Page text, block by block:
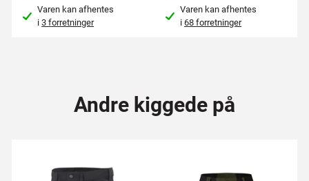
Varen kan afhentes
i3 forretninger
Varen kan afhentes
i68 forretninger
Andre kiggede på